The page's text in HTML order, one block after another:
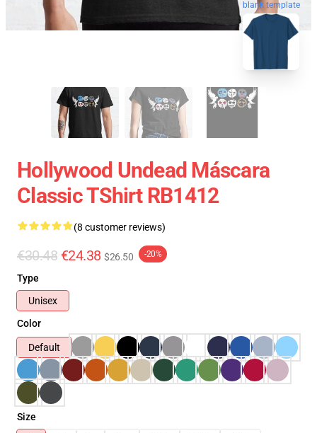
blank template
Hollywood Undead Máscara
Classic TShirt RB1412
(8 customer reviews)
€30.48 €24.38 $26.50 -20%
Type
Unisex
Color
Default
Size